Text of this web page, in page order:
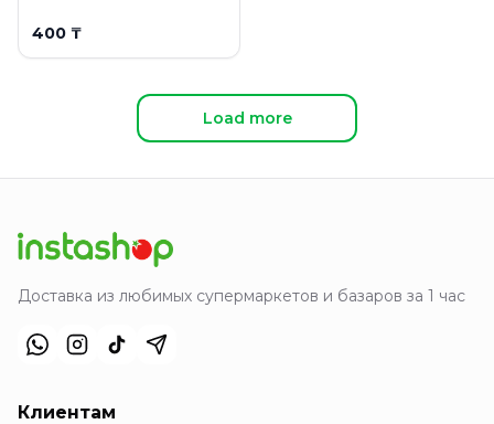
400 ₸
Load more
Доставка из любимых супермаркетов и базаров за 1 час
Клиентам